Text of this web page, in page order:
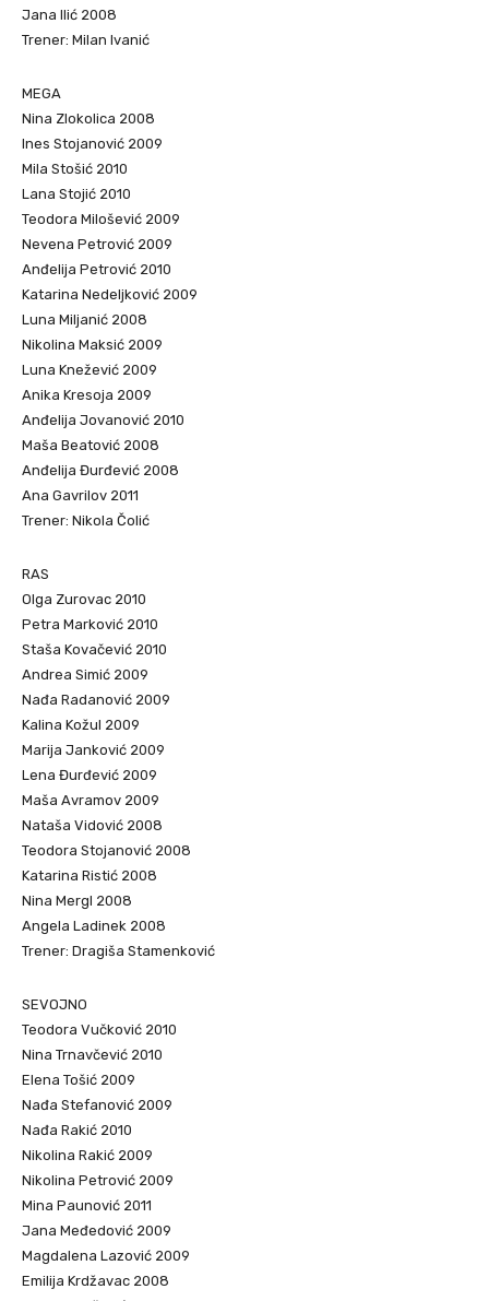
Jana Ilić 2008
Trener: Milan Ivanić
MEGA
Nina Zlokolica 2008
Ines Stojanović 2009
Mila Stošić 2010
Lana Stojić 2010
Teodora Milošević 2009
Nevena Petrović 2009
Anđelija Petrović 2010
Katarina Nedeljković 2009
Luna Miljanić 2008
Nikolina Maksić 2009
Luna Knežević 2009
Anika Kresoja 2009
Anđelija Jovanović 2010
Maša Beatović 2008
Anđelija Đurđević 2008
Ana Gavrilov 2011
Trener: Nikola Čolić
RAS
Olga Zurovac 2010
Petra Marković 2010
Staša Kovačević 2010
Andrea Simić 2009
Nađa Radanović 2009
Kalina Kožul 2009
Marija Janković 2009
Lena Đurđević 2009
Maša Avramov 2009
Nataša Vidović 2008
Teodora Stojanović 2008
Katarina Ristić 2008
Nina Mergl 2008
Angela Ladinek 2008
Trener: Dragiša Stamenković
SEVOJNO
Teodora Vučković 2010
Nina Trnavčević 2010
Elena Tošić 2009
Nađa Stefanović 2009
Nađa Rakić 2010
Nikolina Rakić 2009
Nikolina Petrović 2009
Mina Paunović 2011
Jana Međedović 2009
Magdalena Lazović 2009
Emilija Krdžavac 2008